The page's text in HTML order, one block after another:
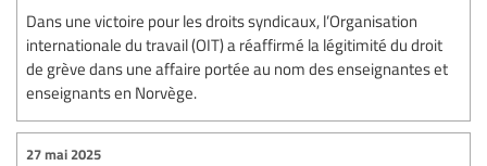
Dans une victoire pour les droits syndicaux, l’Organisation
internationale du travail (OIT) a réaffirmé la légitimité du droit
de grève dans une affaire portée au nom des enseignantes et
enseignants en Norvège.
27 mai 2025